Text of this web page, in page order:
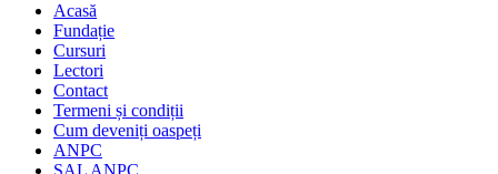
Acasă
Fundație
Cursuri
Lectori
Contact
Termeni și condiții
Cum deveniți oaspeți
ANPC